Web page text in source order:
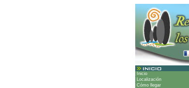
Inicio
Localización
Cómo llegar